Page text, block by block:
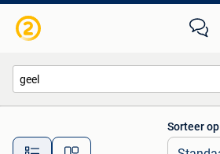
Alle afstanden…
Sorteer op